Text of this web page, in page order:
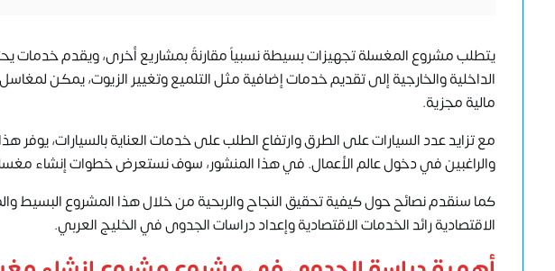
يتطلب مشروع المغسلة تجهيزات بسيطة نسبياً مقارنةً بمشاريع أخرى، ويقدم خدمات
الداخلية والخارجية إلى تقديم خدمات إضافية مثل التلميع وتغيير الزيوت، يمكن
مالية مجزية.
مع تزايد عدد السيارات على الطرق وارتفاع الطلب على خدمات العناية بالسيارات، يوفر
والراغبين في دخول عالم الأعمال. في هذا المنشور، سوف نستعرض خطوات إنشاء
كما سنقدم نصائح حول كيفية تحقيق النجاح والربحية من خلال هذا المشروع البسيط
الاقتصاديةرائد الخدمات الاقتصادية وإعداد دراسات الجدوى في الخليج العربي.